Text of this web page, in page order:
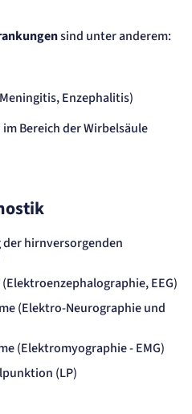
sind unter anderem:
Enzephalitis)
Bereich der Wirbelsäule
hirnversorgenden
EEG)
(Elektro-Neurographie und
(Elektromyographie - EMG)
(LP)
gemessen wird.